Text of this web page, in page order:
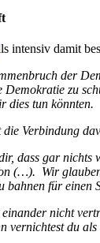
intensiv damit
der
zu
dies tun könnten.
Verbindung
dass gar
(…). Wir
für einen
nicht
vernichtest du als